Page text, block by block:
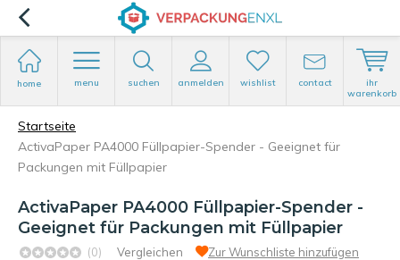
home menu suchen anmelden wishlist contact
ihr
warenkorb
Startseite
ActivaPaper PA4000 Füllpapier-Spender - Geeignet für
Packungen mit Füllpapier
ActivaPaper PA4000 Füllpapier-Spender -
Geeignet für Packungen mit Füllpapier
(0) Vergleichen Zur Wunschliste hinzufügen